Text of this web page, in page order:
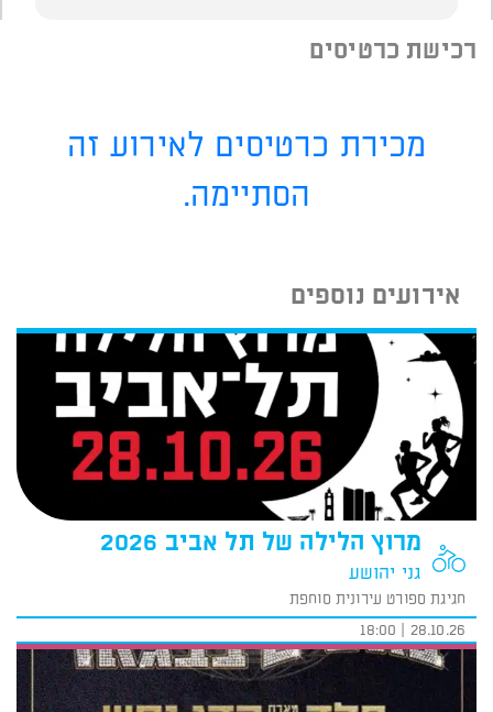
רכישת כרטיסים
מכירת כרטיסים לאירוע זה
הסתיימה.
אירועים נוספים
מרוץ הלילה של תל אביב 2026
גני יהושע
חגיגת ספורט עירונית סוחפת
28.10.26 | 18:00